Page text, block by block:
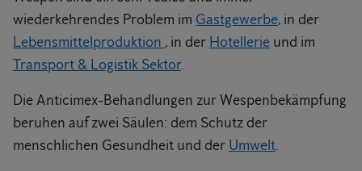
wiederkehrendes Problem im Gastgewerbe, in der
Lebensmittelproduktion , in der Hotellerie und im
Transport & Logistik Sektor.
Die Anticimex-Behandlungen zur Wespenbekämpfung
beruhen auf zwei Säulen: dem Schutz der
menschlichen Gesundheit und der Umwelt.